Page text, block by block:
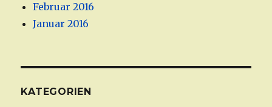
Februar 2016
Januar 2016
KATEGORIEN